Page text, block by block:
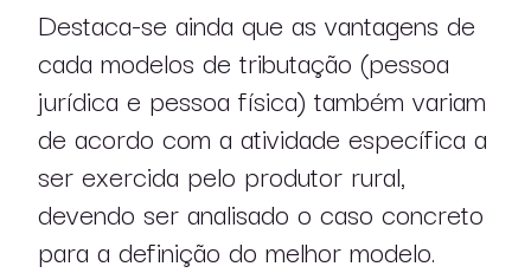
Destaca-se ainda que as vantagens de
cada modelos de tributação (pessoa
jurídica e pessoa física) também variam
de acordo com a atividade específica a
ser exercida pelo produtor rural,
devendo ser analisado o caso concreto
para a definição do melhor modelo.